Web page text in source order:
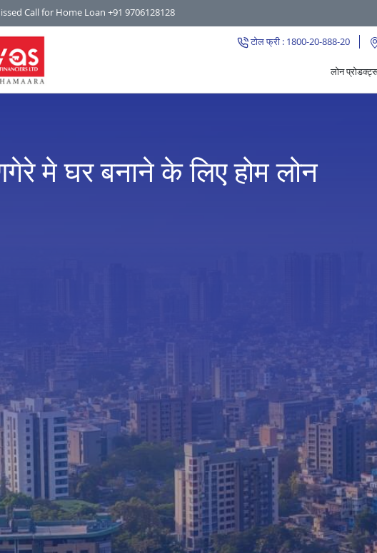
Call for Home Loan +91 9706128128
टोल फ्री : 1800-20-888-20
लोन
मे घर बनाने के लिए होम लोन